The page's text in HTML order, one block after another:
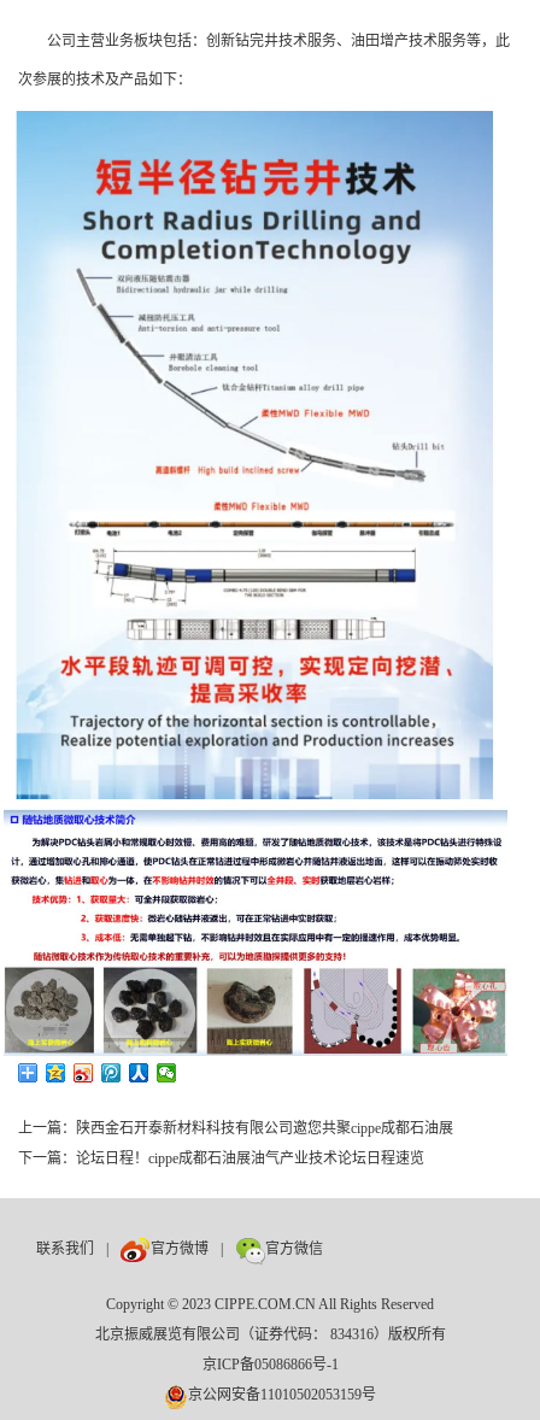
公司主营业务板块包括：创新钻完井技术服务、油田增产技术服务等，此
次参展的技术及产品如下：
上一篇：
陕西金石开泰新材料科技有限公司邀您共聚cippe成都石油展
下一篇： 论坛日程！cippe成都石油展油气产业技术论坛日程速览
联系我们 官方微博 官方微信
Copyright © 2023 CIPPE.COM.CN All Rights Reserved
北京振威展览有限公司（证券代码： 834316）版权所有
京ICP备05086866号-1
京公网安备11010502053159号